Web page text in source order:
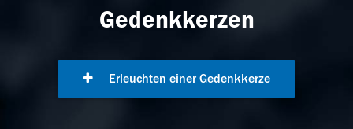
Gedenkkerzen
Erleuchten einer Gedenkkerze